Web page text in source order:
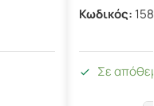
Κωδικός:
Σε